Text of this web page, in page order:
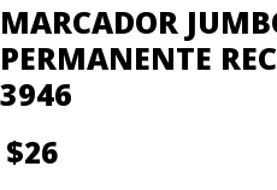
MARCADOR
PERMANENTE
3946
$26